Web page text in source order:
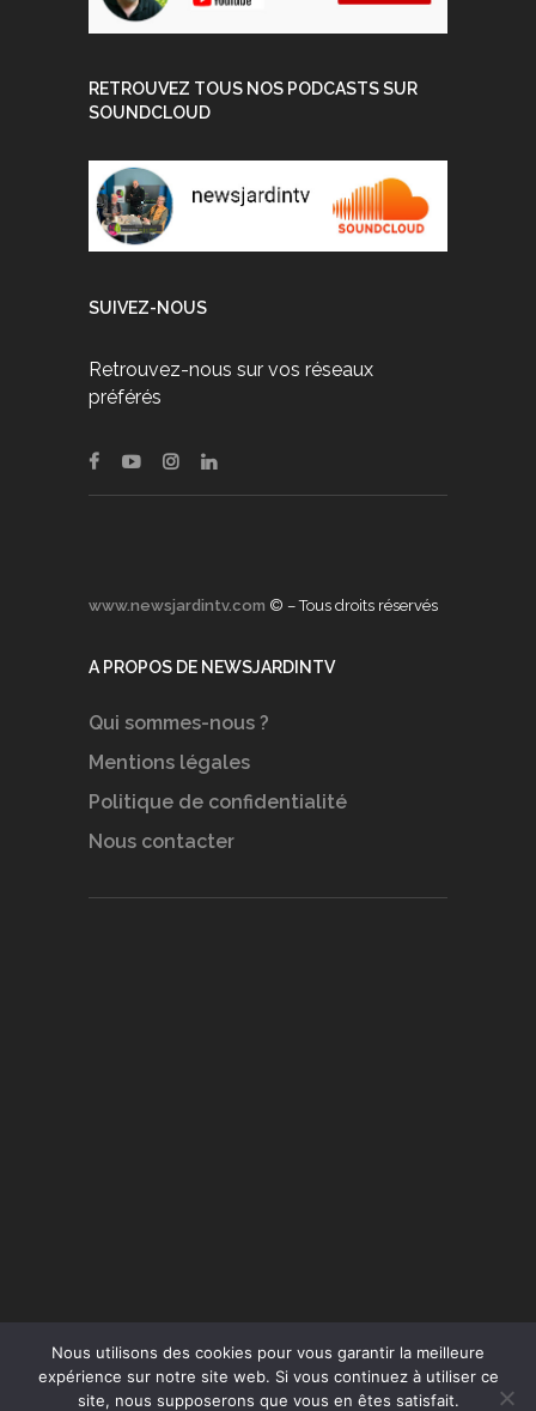
RETROUVEZ TOUS NOS PODCASTS SUR
SOUNDCLOUD
SUIVEZ-NOUS
Retrouvez-nous sur vos réseaux
préférés
www.newsjardintv.com © – Tous droits réservés
A PROPOS DE NEWSJARDINTV
Qui sommes-nous ?
Mentions légales
Politique de confidentialité
Nous contacter
Nous utilisons des cookies pour vous garantir la meilleure
expérience sur notre site web. Si vous continuez à utiliser ce
site, nous supposerons que vous en êtes satisfait.